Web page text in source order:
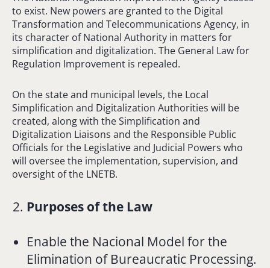
to exist. New powers are granted to the Digital
Transformation and Telecommunications Agency, in
its character of National Authority in matters for
simplification and digitalization. The General Law for
Regulation Improvement is repealed.
On the state and municipal levels, the Local
Simplification and Digitalization Authorities will be
created, along with the Simplification and
Digitalization Liaisons and the Responsible Public
Officials for the Legislative and Judicial Powers who
will oversee the implementation, supervision, and
oversight of the LNETB.
Purposes of the Law
Enable the Nacional Model for the
Elimination of Bureaucratic Processing.